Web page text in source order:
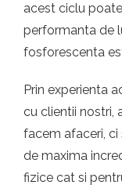
acest ciclu
performanta de
fosforescenta
Prin experienta
cu clientii nostri,
facem afaceri,
de maxima
fizice cat si